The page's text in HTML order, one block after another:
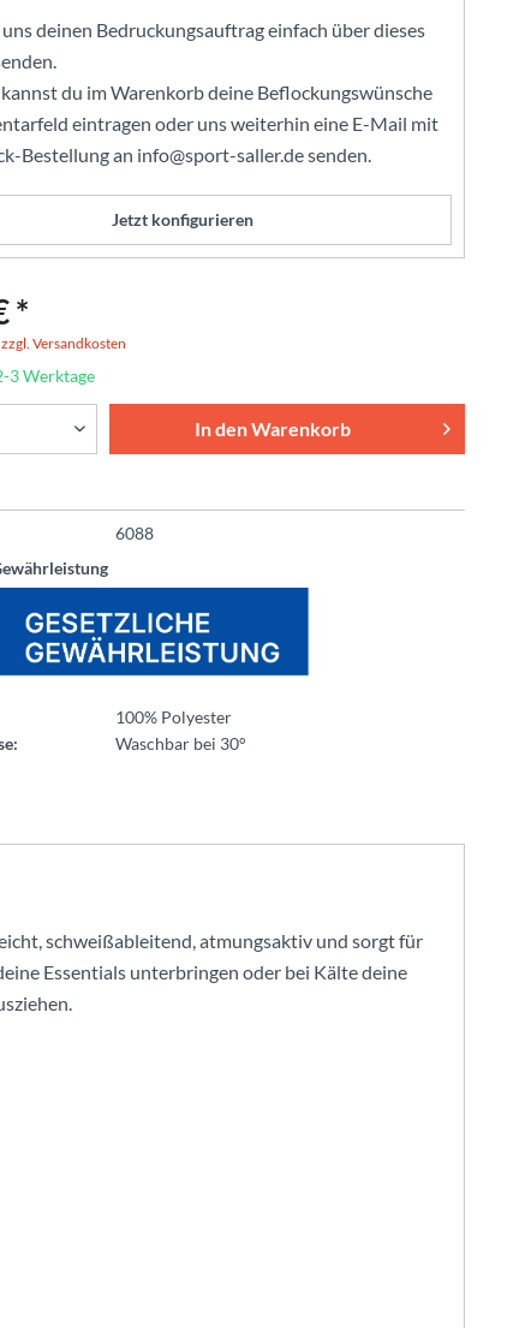
deinen Bedruckungsauftrag einfach über dieses
du im Warenkorb deine Beflockungswünsche
eintragen oder uns weiterhin eine E-Mail mit
Bestellung an info@sport-saller.de senden.
Jetzt konfigurieren
*
zzgl. Versandkosten
3 Werktage
In denWarenkorb
6088
100% Polyester
Waschbar bei 30°
schweißableitend, atmungsaktiv und sorgt für
Essentials unterbringen oder bei Kälte deine